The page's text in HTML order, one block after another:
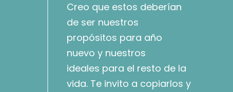
Creo que estos deberían
de ser nuestros
propósitos para año
nuevo y nuestros
ideales para el resto de la
vida. Te invito a copiarlos y